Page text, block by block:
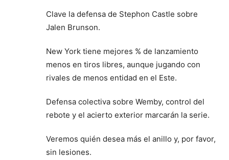
Clave la defensa de Stephon Castle sobre
Jalen Brunson.
New York tiene mejores % de lanzamiento
menos en tiros libres, aunque jugando con
rivales de menos entidad en el Este.
Defensa colectiva sobre Wemby, control del
rebote y el acierto exterior marcarán la serie.
Veremos quién desea más el anillo y, por favor,
sin lesiones.